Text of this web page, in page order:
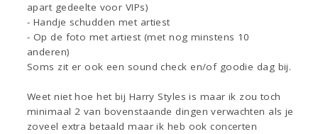
apart gedeelte voor VIPs)
- Handje schudden met artiest
- Op de foto met artiest (met nog minstens 10
anderen)
Soms zit er ook een sound check en/of goodie dag bij.
Weet niet hoe het bij Harry Styles is maar ik zou toch
minimaal 2 van bovenstaande dingen verwachten als je
zoveel extra betaald maar ik heb ook concerten